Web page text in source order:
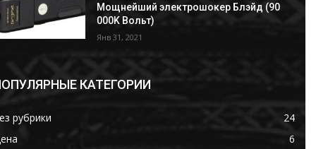
Мощнейший электрошокер Блэйд (90
000K Вольт)
Янв 31, 2021
КАТЕГОРИИ
рубрики
24
6